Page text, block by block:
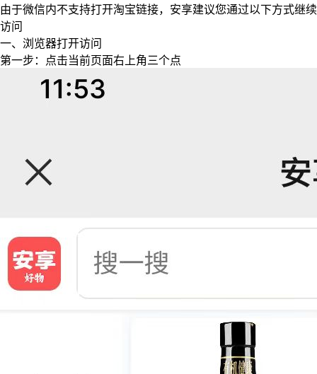
由于微信内不支持打开淘宝链接，安享建议您通过以下方式继续
访问
一、浏览器打开访问
第一步：点击当前页面右上角三个点